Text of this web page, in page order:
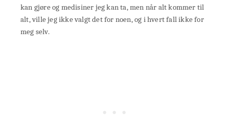
kan gjøre og medisiner jeg kan ta, men når alt kommer til
alt, ville jeg ikke valgt det for noen, og i hvert fall ikke for
meg selv.